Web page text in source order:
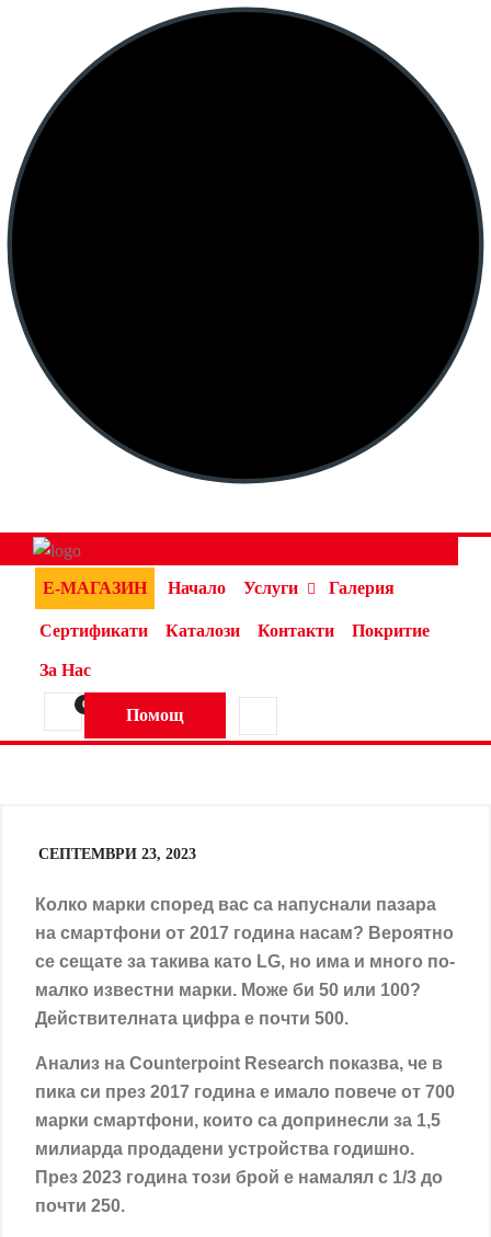
Е-МАГАЗИН Начало Услуги Галерия
Сертификати Каталози Контакти Покритие
За Нас
0
Помощ
СЕПТЕМВРИ 23, 2023
Колко марки според вас са напуснали пазара
на смартфони от 2017 година насам? Вероятно
се сещате за такива като LG, но има и много по-
малко известни марки. Може би 50 или 100?
Действителната цифра е почти 500.
Анализ на Counterpoint Research показва, че в
пика си през 2017 година е имало повече от 700
марки смартфони, които са допринесли за 1,5
милиарда продадени устройства годишно.
През 2023 година този брой е намалял с 1/3 до
почти 250.